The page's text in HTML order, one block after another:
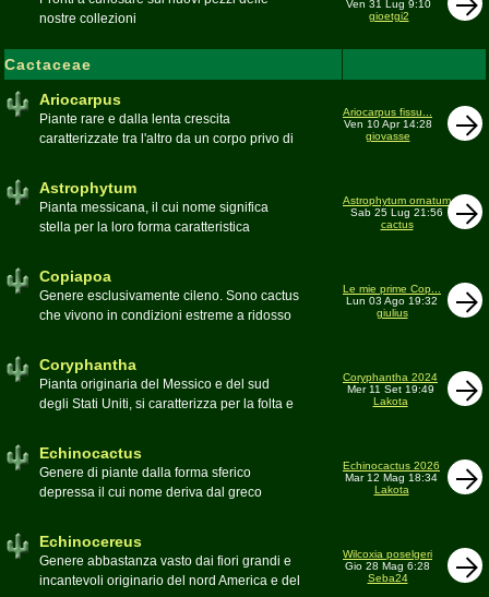
nostre collezioni
Ven 31 Lug 9:10
gioetgi2
Cactaceae
Ariocarpus
Piante rare e dalla lenta crescita
caratterizzate tra l'altro da un corpo privo di
alto rischio di scomparsa in habitat. Amanti
di terricci calcarei e ben drenati
Moderatore
Ariocarpus fissu...
Ven 10 Apr 14:28
giovasse
Astrophytum
Pianta messicana, il cui nome significa
stella per la loro forma caratteristica
Astrophytum ornatum
Sab 25 Lug 21:56
cactus
Copiapoa
Genere esclusivamente cileno. Sono cactus
che vivono in condizioni estreme a ridosso
ModeratoreLuca
Le mie prime Cop...
Lun 03 Ago 19:32
giulius
Coryphantha
Pianta originaria del Messico e del sud
degli Stati Uniti, si caratterizza per la folta e
ànthos (fiore) per via dei suoi fiori che
spuntano sulla cima della pianta
Moderatore
Coryphantha 2024
Mer 11 Set 19:49
Lakota
Echinocactus
Genere di piante dalla forma sferico
depressa il cui nome deriva dal greco
denominati cactus barile per il loro notevole
pessimo
Echinocactus 2026
Mar 12 Mag 18:34
Lakota
Echinocereus
Genere abbastanza vasto dai fiori grandi e
incantevoli originario del nord America e del
Wilcoxia poselgeri
Gio 28 Mag 6:28
Seba24